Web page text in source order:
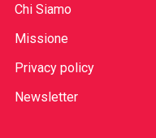
Chi Siamo
Missione
Privacy policy
Newsletter